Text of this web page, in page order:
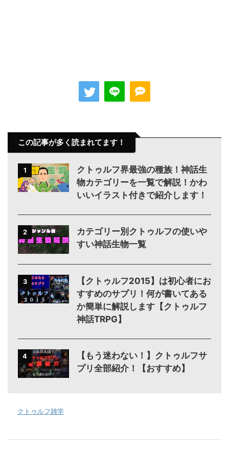
この記事が多く読まれてます！
1
クトゥルフ界最強の種族！神話生
物カテゴリーを一覧で解説！かわ
いいイラスト付きで紹介します！
2
カテゴリー別クトゥルフの使いや
すい神話生物一覧
3
【クトゥルフ2015】は初心者にお
すすめのサプリ！何が書いてある
か簡単に解説します【クトゥルフ
神話TRPG】
4
【もう迷わない！】クトゥルフサ
プリ全部紹介！【おすすめ】
クトゥルフ雑学